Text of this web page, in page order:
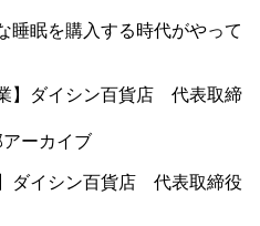
睡眠を購入する時代がやって
ーカイブ
ダイシン百貨店 代表取締役